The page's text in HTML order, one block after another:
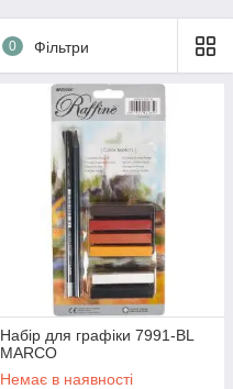
0 Фільтри
Набір для графіки 7991-BL
MARCO
Немає в наявності